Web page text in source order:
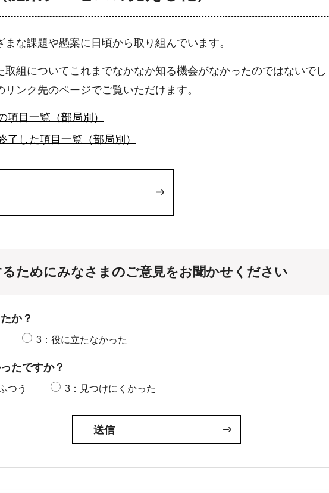
な課題や懸案に日頃から取り組んでいます。
組についてこれまでなかなか知る機会がなかったのではないで
ンク先のページでご覧いただけます。
目一覧（部局別）
した項目一覧（部局別）
ためにみなさまのご意見をお聞かせください
か？
3：役に立たなかった
たですか？
つう 3：見つけにくかった